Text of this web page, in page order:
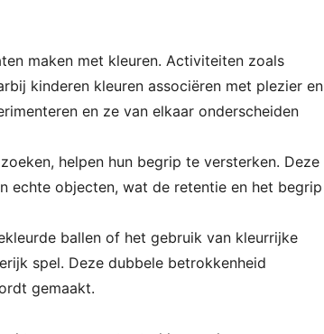
maken met kleuren. Activiteiten zoals
kinderen kleuren associëren met plezier en
en ze van elkaar onderscheiden
helpen hun begrip te versterken. Deze
echte objecten, wat de retentie en het begrip
ballen of het gebruik van kleurrijke
spel. Deze dubbele betrokkenheid
gemaakt.